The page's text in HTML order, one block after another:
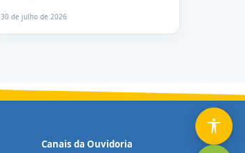
30 de julho de 2026
Canais da Ouvidoria